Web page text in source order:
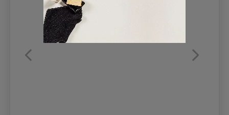
REFRANSLAR